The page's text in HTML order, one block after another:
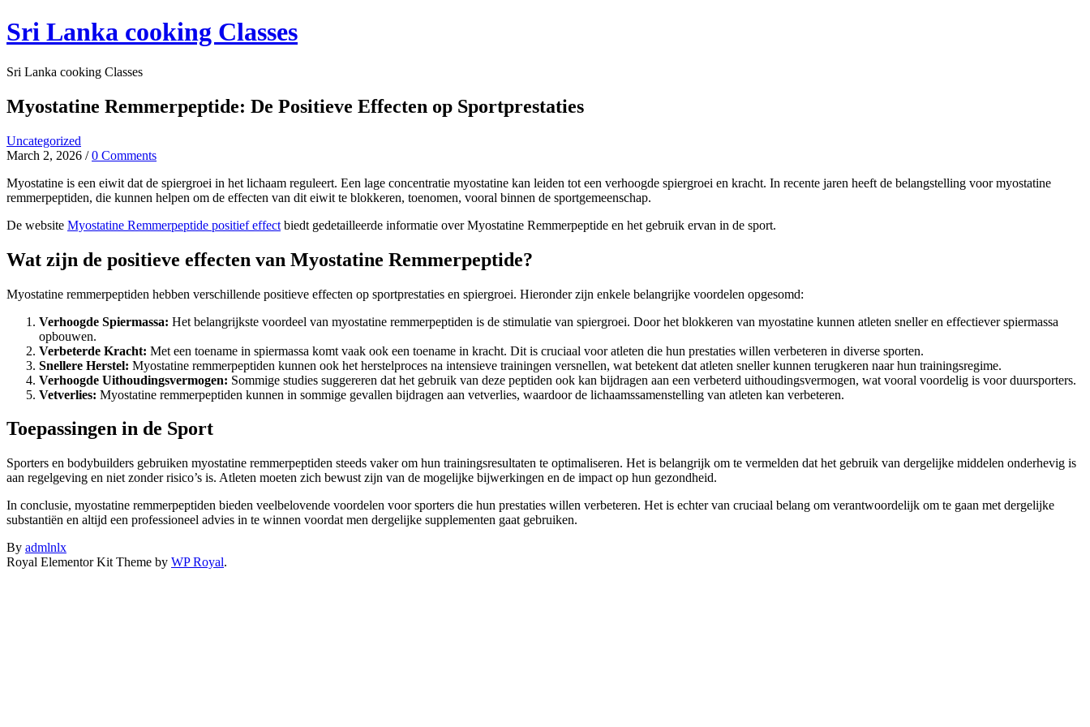
Skip
to
Sri Lanka cooking Classes
Sri Lanka cooking Classes
Myostatine Remmerpeptide: De Positieve Effecten op Sportprestaties
Uncategorized
March 2, 2026 / 0 Comments
Myostatine is een eiwit dat de spiergroei in het lichaam reguleert. Een lage concentratie myostatine kan leiden tot een verhoogde spiergroei en kracht. In recente jaren heeft de belangstelling voor myostatine
remmerpeptiden, die kunnen helpen om de effecten van dit eiwit te blokkeren, toenomen, vooral binnen de sportgemeenschap.
De website Myostatine Remmerpeptide positief effect biedt gedetailleerde informatie over Myostatine Remmerpeptide en het gebruik ervan in de sport.
Wat zijn de positieve effecten van Myostatine Remmerpeptide?
Myostatine remmerpeptiden hebben verschillende positieve effecten op sportprestaties en spiergroei. Hieronder zijn enkele belangrijke voordelen opgesomd:
Verhoogde Spiermassa: Het belangrijkste voordeel van myostatine remmerpeptiden is de stimulatie van spiergroei. Door het blokkeren van myostatine kunnen atleten sneller en effectiever spiermassa
opbouwen.
Verbeterde Kracht: Met een toename in spiermassa komt vaak ook een toename in kracht. Dit is cruciaal voor atleten die hun prestaties willen verbeteren in diverse sporten.
Snellere Herstel: Myostatine remmerpeptiden kunnen ook het herstelproces na intensieve trainingen versnellen, wat betekent dat atleten sneller kunnen terugkeren naar hun trainingsregime.
Verhoogde Uithoudingsvermogen: Sommige studies suggereren dat het gebruik van deze peptiden ook kan bijdragen aan een verbeterd uithoudingsvermogen, wat vooral voordelig is voor duursporters.
Vetverlies: Myostatine remmerpeptiden kunnen in sommige gevallen bijdragen aan vetverlies, waardoor de lichaamssamenstelling van atleten kan verbeteren.
Toepassingen in de Sport
Sporters en bodybuilders gebruiken myostatine remmerpeptiden steeds vaker om hun trainingsresultaten te optimaliseren. Het is belangrijk om te vermelden dat het gebruik van dergelijke middelen onderhevig is
aan regelgeving en niet zonder risico’s is. Atleten moeten zich bewust zijn van de mogelijke bijwerkingen en de impact op hun gezondheid.
In conclusie, myostatine remmerpeptiden bieden veelbelovende voordelen voor sporters die hun prestaties willen verbeteren. Het is echter van cruciaal belang om verantwoordelijk om te gaan met dergelijke
substantiën en altijd een professioneel advies in te winnen voordat men dergelijke supplementen gaat gebruiken.
By admlnlx
Royal Elementor Kit Theme by WP Royal.